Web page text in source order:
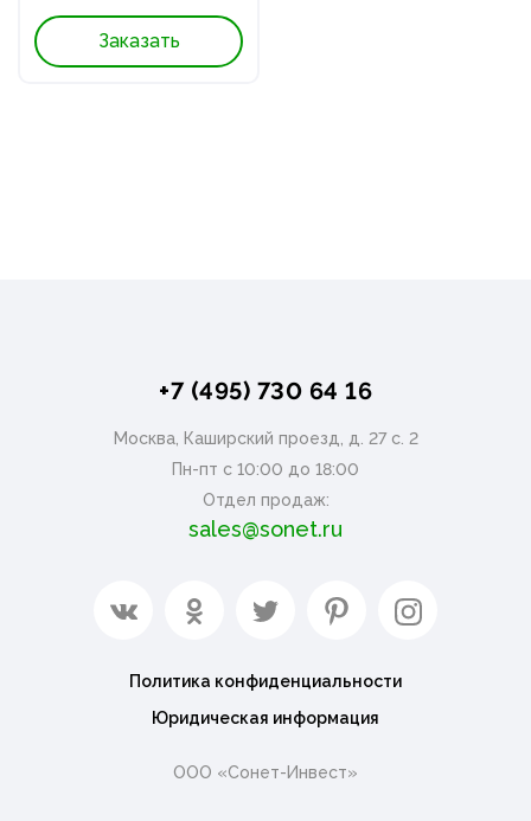
Заказать
+7 (495) 730 64 16
Москва, Каширский проезд, д. 27 с. 2
Пн-пт с 10:00 до 18:00
Отдел продаж:
sales@sonet.ru
Политика конфиденциальности
Юридическая информация
ООО «Сонет-Инвест»